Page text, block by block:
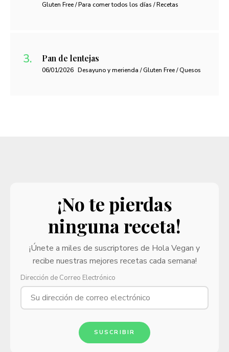
Gluten Free / Para comer todos los días / Recetas
Pan de lentejas
06/01/2026 Desayuno y merienda / Gluten Free / Quesos
¡No te pierdas
ninguna receta!
¡Únete a miles de suscriptores de Hola Vegan y
recibe nuestras mejores recetas cada semana!
Dirección de Correo Electrónico
SUSCRIBIR